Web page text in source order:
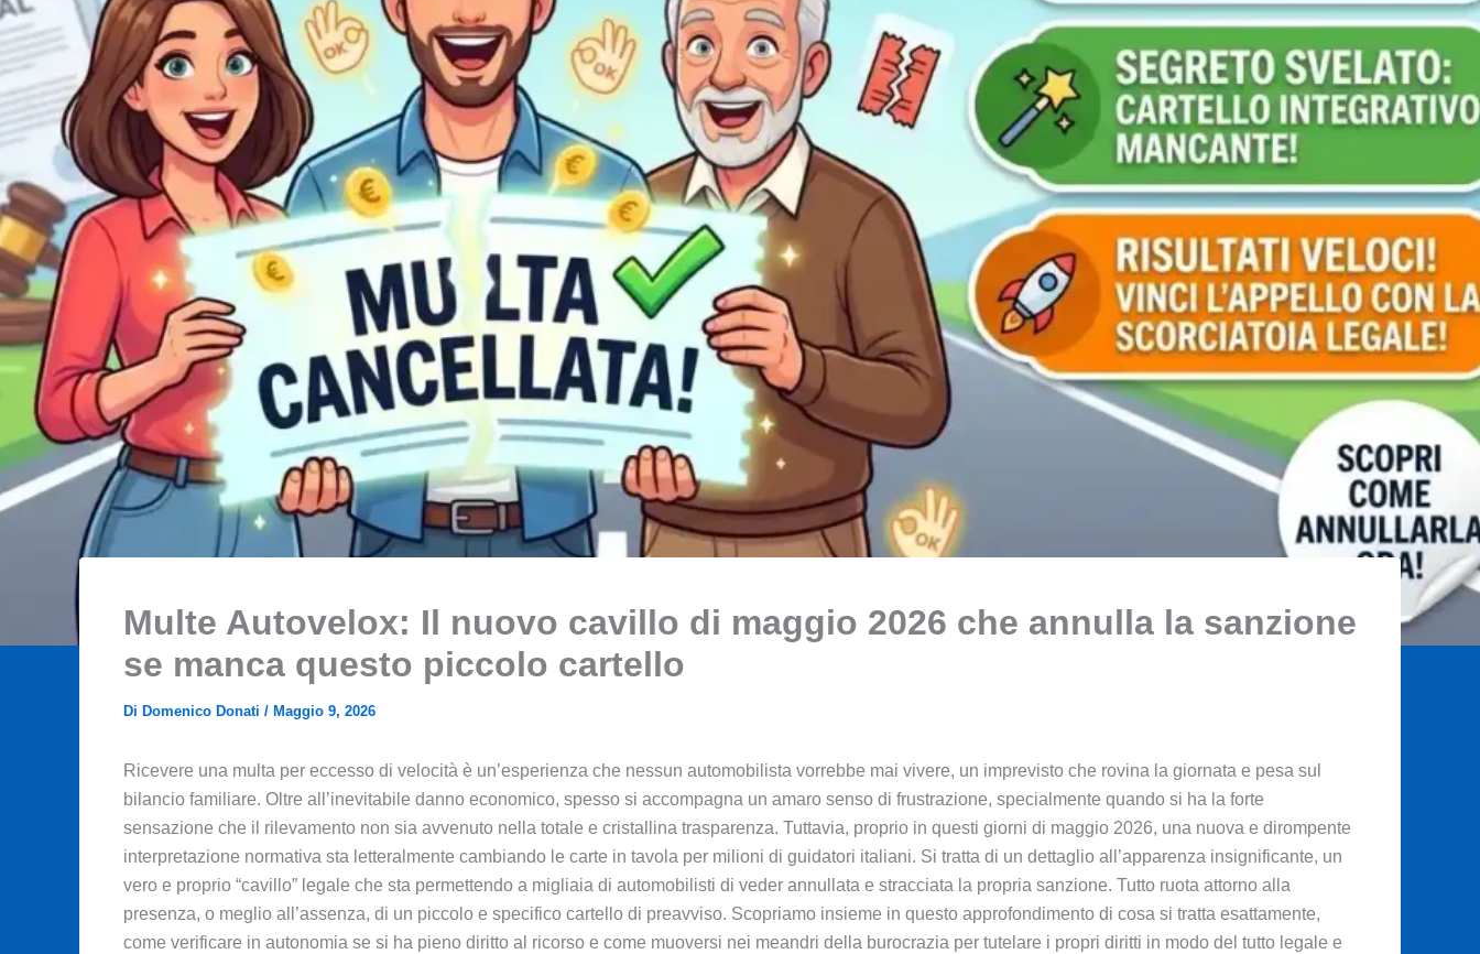
Multe Autovelox: Il nuovo cavillo di maggio 2026 che annulla la sanzione
se manca questo piccolo cartello
Di Domenico Donati / Maggio 9, 2026
Ricevere una multa per eccesso di velocità è un’esperienza che nessun automobilista vorrebbe mai vivere, un imprevisto che rovina la giornata e pesa sul
bilancio familiare. Oltre all’inevitabile danno economico, spesso si accompagna un amaro senso di frustrazione, specialmente quando si ha la forte
sensazione che il rilevamento non sia avvenuto nella totale e cristallina trasparenza. Tuttavia, proprio in questi giorni di maggio 2026, una nuova e dirompente
interpretazione normativa sta letteralmente cambiando le carte in tavola per milioni di guidatori italiani. Si tratta di un dettaglio all’apparenza insignificante, un
vero e proprio “cavillo” legale che sta permettendo a migliaia di automobilisti di veder annullata e stracciata la propria sanzione. Tutto ruota attorno alla
presenza, o meglio all’assenza, di un piccolo e specifico cartello di preavviso. Scopriamo insieme in questo approfondimento di cosa si tratta esattamente,
come verificare in autonomia se si ha pieno diritto al ricorso e come muoversi nei meandri della burocrazia per tutelare i propri diritti in modo del tutto legale e